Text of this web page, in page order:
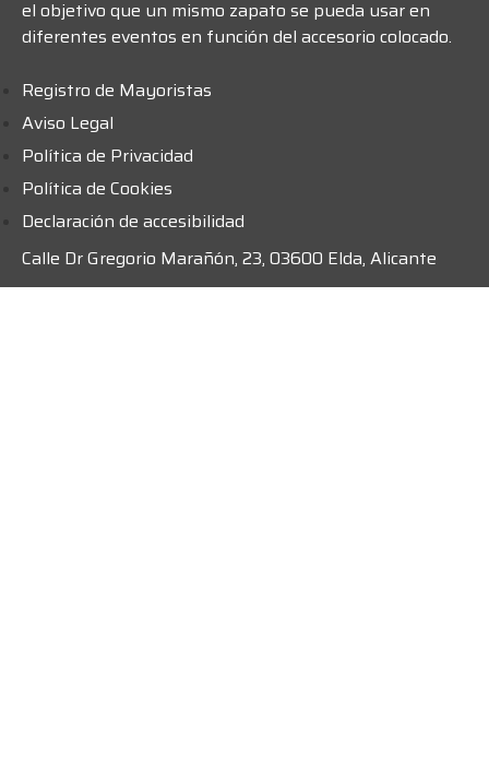
el objetivo que un mismo zapato se pueda usar en
diferentes eventos en función del accesorio colocado.
Registro de Mayoristas
Aviso Legal
Política de Privacidad
Política de Cookies
Declaración de accesibilidad
Calle Dr Gregorio Marañón, 23, 03600 Elda, Alicante